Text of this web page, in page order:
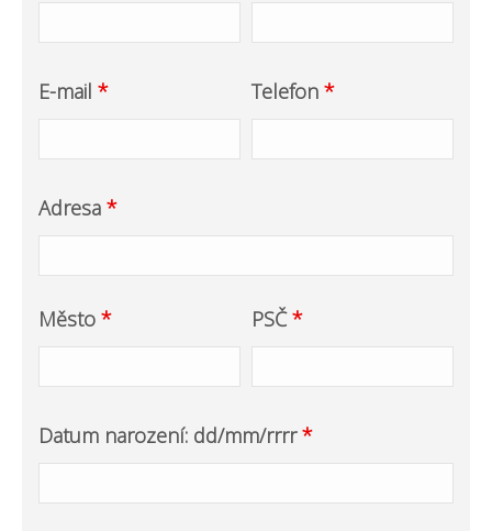
E-mail * Telefon *
Adresa *
Město * PSČ*
Datum narození: dd/mm/rrrr*